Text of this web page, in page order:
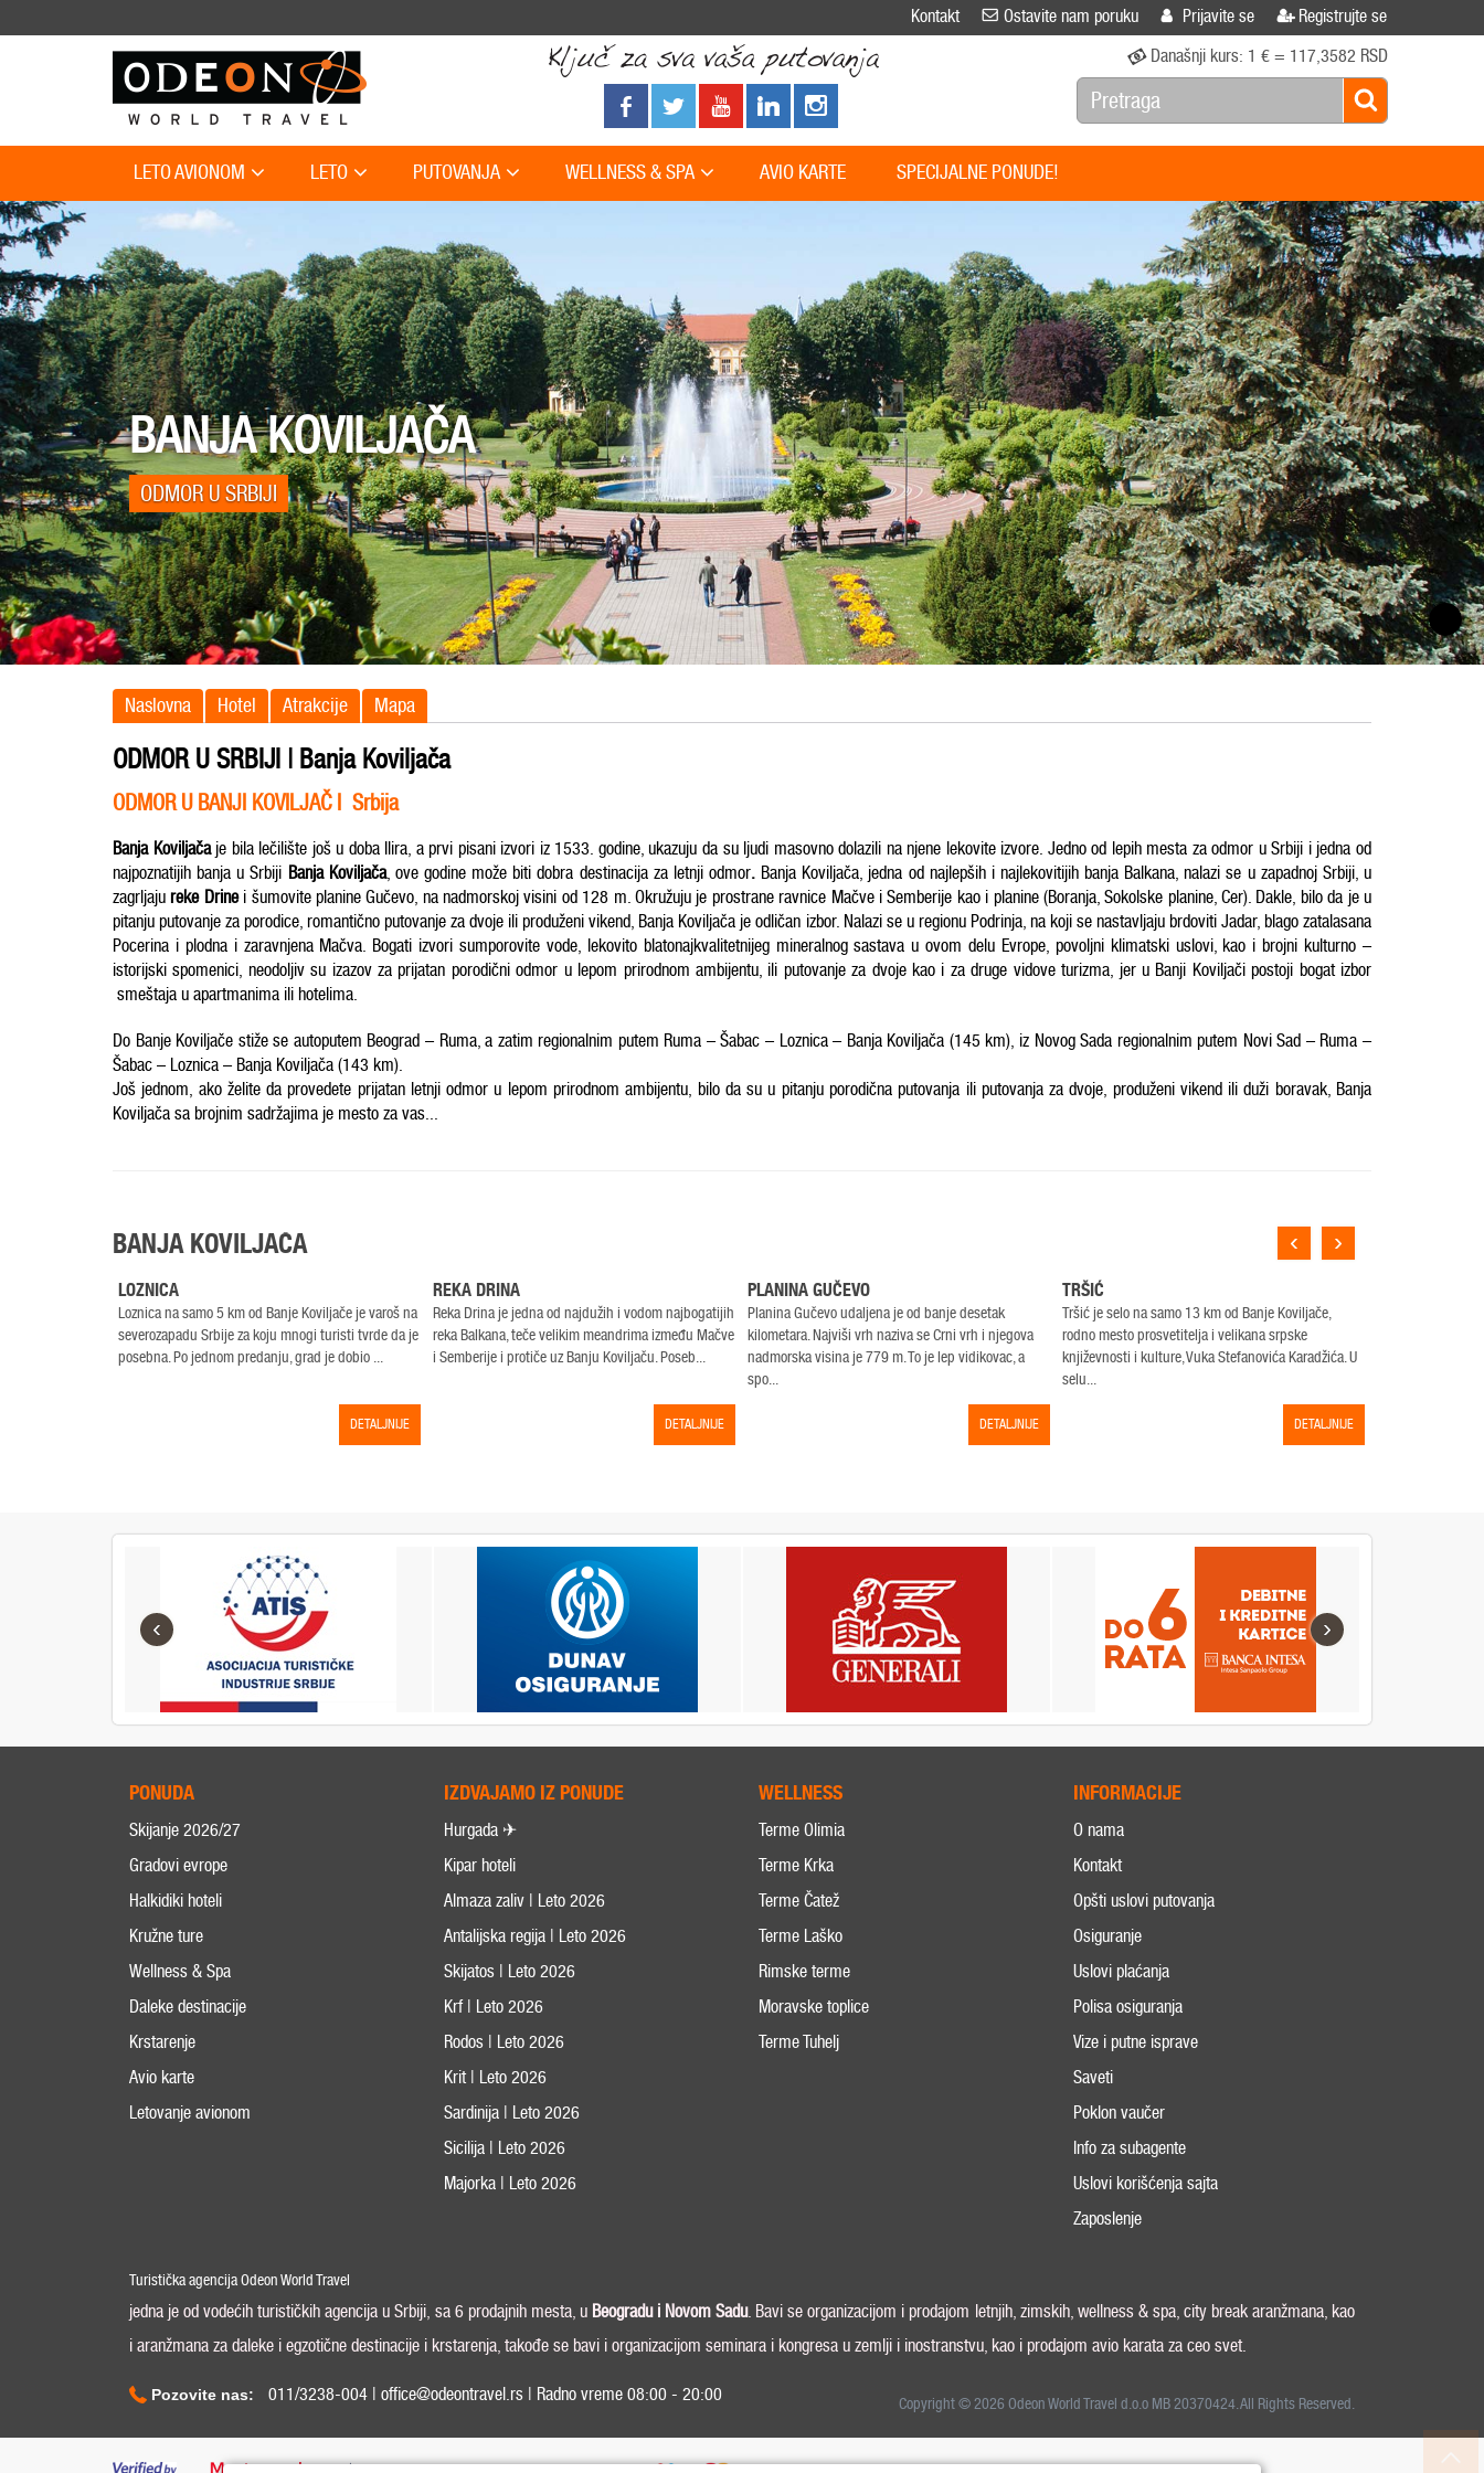
Kontakt Ostavite nam poruku Prijavite se Registrujte se
LETO AVIONOM LETO PUTOVANJA WELLNESS & SPA AVIO KARTE SPECIJALNE PONUDE!
Današnji kurs: 1 € = 117,3582 RSD
BANJA KOVILJAČA
ODMOR U SRBIJI
Naslovna Hotel Atrakcije Mapa
ODMOR U SRBIJI | Banja Koviljača
ODMOR U BANJI KOVILJAČ I Srbija
Banja Koviljača je bila lečilište još u doba Ilira, a prvi pisani izvori iz 1533. godine, ukazuju da su ljudi masovno dolazili na njene lekovite izvore. Jedno od lepih mesta za odmor u Srbiji i jedna od
najpoznatijih banja u Srbiji Banja Koviljača, ove godine može biti dobra destinacija za letnji odmor.Banja Koviljača, jedna od najlepših i najlekovitijih banja Balkana, nalazi se u zapadnoj Srbiji, u
zagrljajureke Drinei šumovite planine Gučevo, na nadmorskoj visini od 128 m. Okružuju je prostrane ravnice Mačve i Semberije kao i planine (Boranja, Sokolske planine, Cer). Dakle, bilo da je u
pitanju putovanje za porodice, romantično putovanje za dvoje ili produženi vikend, Banja Koviljača je odličan izbor. Nalazi se u regionu Podrinja, na koji se nastavljaju brdoviti Jadar, blago zatalasana
Pocerina i plodna i zaravnjena Mačva. Bogati izvori sumporovite vode, lekovito blatonajkvalitetnijeg mineralnog sastava u ovom delu Evrope, povoljni klimatski uslovi, kao i brojni kulturno –
istorijski spomenici, neodoljiv su izazov za prijatan porodični odmor u lepom prirodnom ambijentu, ili putovanje za dvoje kao i za druge vidove turizma, jer u Banji Koviljači postoji bogat izbor
smeštaja u apartmanima ili hotelima.
Do Banje Koviljače stiže se autoputem Beograd – Ruma, a zatim regionalnim putem Ruma – Šabac – Loznica – Banja Koviljača (145 km), iz Novog Sada regionalnim putem Novi Sad – Ruma –
Šabac – Loznica – Banja Koviljača (143 km).
Još jednom, ako želite da provedete prijatan letnji odmor u lepom prirodnom ambijentu, bilo da su u pitanju porodična putovanja ili putovanja za dvoje, produženi vikend ili duži boravak, Banja
Koviljača sa brojnim sadržajima je mesto za vas...
BANJA KOVILJAČA
LOZNICA
Loznica na samo 5 km od Banje Koviljače je varoš na
severozapadu Srbije za koju mnogi turisti tvrde da je
posebna. Po jednom predanju, grad je dobio ...
DETALJNIJE
REKA DRINA
Reka Drina je jedna od najdužih i vodom najbogatijih
reka Balkana, teče velikim meandrima između Mačve
i Semberije i protiče uz Banju Koviljaču. Poseb...
DETALJNIJE
PLANINA GUČEVO
Planina Gučevo udaljena je od banje desetak
kilometara. Najviši vrh naziva se Crni vrh i njegova
nadmorska visina je 779 m. To je lep vidikovac, a
spo...
DETALJNIJE
TRŠIĆ
Tršić je selo na samo 13 km od Banje Koviljače,
rodno mesto prosvetitelja i velikana srpske
književnosti i kulture, Vuka Stefanovića Karadžića. U
selu...
DETALJNIJE
‹ ›
‹ ›
PONUDA
Skijanje 2026/27
Gradovi evrope
Halkidiki hoteli
Kružne ture
Wellness & Spa
Daleke destinacije
Krstarenje
Avio karte
Letovanje avionom
IZDVAJAMO IZ PONUDE
Hurgada ✈
Kipar hoteli
Almaza zaliv | Leto 2026
Antalijska regija | Leto 2026
Skijatos | Leto 2026
Krf | Leto 2026
Rodos | Leto 2026
Krit | Leto 2026
Sardinija | Leto 2026
Sicilija | Leto 2026
Majorka | Leto 2026
WELLNESS
Terme Olimia
Terme Krka
Terme Čatež
Terme Laško
Rimske terme
Moravske toplice
Terme Tuhelj
INFORMACIJE
O nama
Kontakt
Opšti uslovi putovanja
Osiguranje
Uslovi plaćanja
Polisa osiguranja
Vize i putne isprave
Saveti
Poklon vaučer
Info za subagente
Uslovi korišćenja sajta
Zaposlenje
Turistička agencija Odeon World Travel
jedna je od vodećih turističkih agencija u Srbiji, sa 6 prodajnih mesta, u Beogradu i Novom Sadu. Bavi se organizacijom i prodajom letnjih, zimskih, wellness & spa, city break aranžmana, kao
i aranžmana za daleke i egzotične destinacije i krstarenja, takođe se bavi i organizacijom seminara i kongresa u zemlji i inostranstvu, kao i prodajom avio karata za ceo svet.
Pozovite nas: 011/3238-004 | office@odeontravel.rs | Radno vreme 08:00 - 20:00 Copyright © 2026 Odeon World Travel d.o.o MB 20370424. All Rights Reserved.